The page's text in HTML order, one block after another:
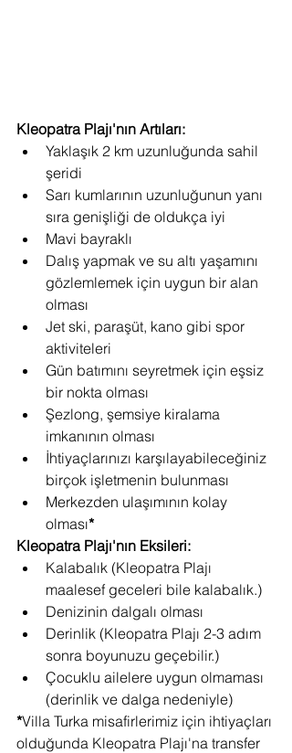
Kleopatra Plajı'nın Artıları:
Yaklaşık 2 km uzunluğunda sahil
şeridi
Sarı kumlarının uzunluğunun yanı
sıra genişliği de oldukça iyi
Mavi bayraklı
Dalış yapmak ve su altı yaşamını
gözlemlemek için uygun bir alan
olması
Jet ski, paraşüt, kano gibi spor
aktiviteleri
Gün batımını seyretmek için eşsiz
bir nokta olması
Şezlong, şemsiye kiralama
imkanının olması
İhtiyaçlarınızı karşılayabileceğiniz
birçok işletmenin bulunması
Merkezden ulaşımının kolay
olması*
Kleopatra Plajı'nın Eksileri:
Kalabalık (Kleopatra Plajı
maalesef geceleri bile kalabalık.)
Denizinin dalgalı olması
Derinlik (Kleopatra Plajı 2-3 adım
sonra boyunuzu geçebilir.)
Çocuklu ailelere uygun olmaması
(derinlik ve dalga nedeniyle)
*Villa Turka misafirlerimiz için ihtiyaçları
olduğunda Kleopatra Plajı'na transfer